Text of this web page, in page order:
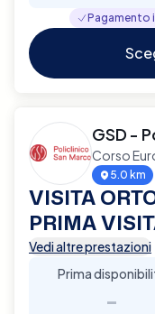
Pagamento
GSD -
Corso
5.0 km
VISITA
PRIMA
Vedi altre prestazioni
Prima
-